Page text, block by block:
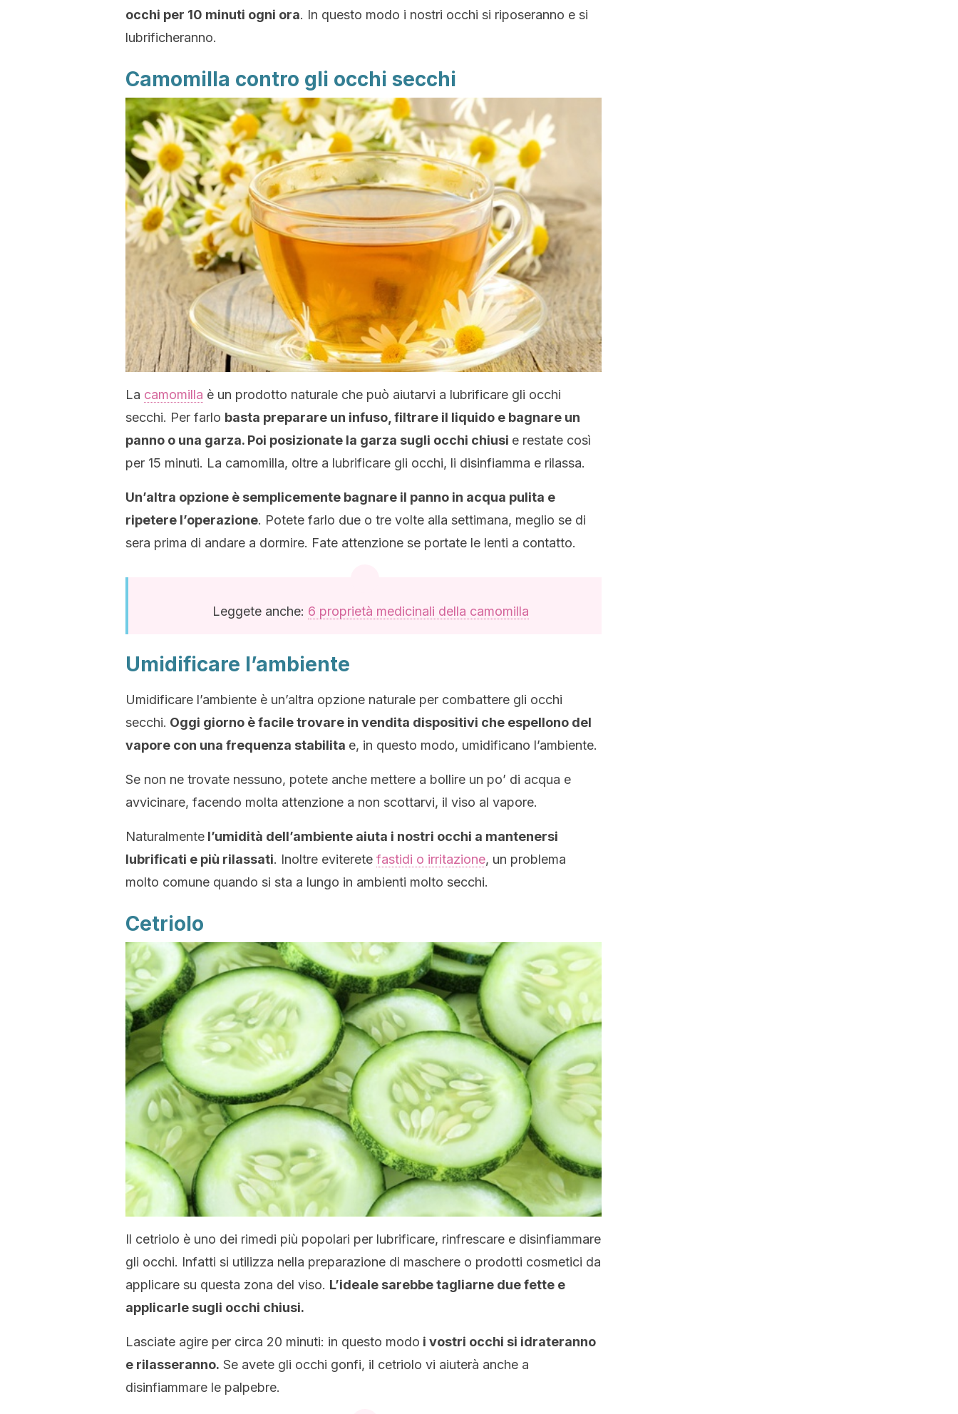
occhi per 10 minuti ogni ora. In questo modo i nostri occhi si riposeranno e si
lubrificheranno.
Camomilla contro gli occhi secchi
La camomilla è un prodotto naturale che può aiutarvi a lubrificare gli occhi
secchi. Per farlo basta preparare un infuso, filtrare il liquido e bagnare un
panno o una garza. Poi posizionate la garza sugli occhi chiusi e restate così
per 15 minuti. La camomilla, oltre a lubrificare gli occhi, li disinfiamma e rilassa.
Un’altra opzione è semplicemente bagnare il panno in acqua pulita e
ripetere l’operazione. Potete farlo due o tre volte alla settimana, meglio se di
sera prima di andare a dormire. Fate attenzione se portate le lenti a contatto.
Leggete anche: 6 proprietà medicinali della camomilla
Umidificare l’ambiente
Umidificare l’ambiente è un’altra opzione naturale per combattere gli occhi
secchi. Oggi giorno è facile trovare in vendita dispositivi che espellono del
vapore con una frequenza stabilita e, in questo modo, umidificano l’ambiente.
Se non ne trovate nessuno, potete anche mettere a bollire un po’ di acqua e
avvicinare, facendo molta attenzione a non scottarvi, il viso al vapore.
Naturalmente l’umidità dell’ambiente aiuta i nostri occhi a mantenersi
lubrificati e più rilassati. Inoltre eviterete fastidi o irritazione, un problema
molto comune quando si sta a lungo in ambienti molto secchi.
Cetriolo
Il cetriolo è uno dei rimedi più popolari per lubrificare, rinfrescare e disinfiammare
gli occhi. Infatti si utilizza nella preparazione di maschere o prodotti cosmetici da
applicare su questa zona del viso. L’ideale sarebbe tagliarne due fette e
applicarle sugli occhi chiusi.
Lasciate agire per circa 20 minuti: in questo modo i vostri occhi si idrateranno
e rilasseranno. Se avete gli occhi gonfi, il cetriolo vi aiuterà anche a
disinfiammare le palpebre.